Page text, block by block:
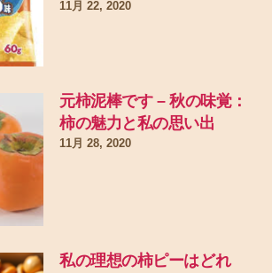
11月 22, 2020
元柿泥棒です – 秋の味覚：
柿の魅力と私の思い出
11月 28, 2020
私の理想の柿ピーはどれ